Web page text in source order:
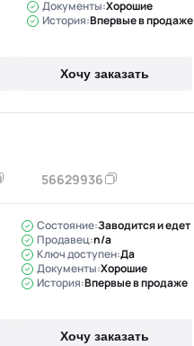
Документы:Хорошие
История:Впервые в продаже
Хочу заказать
56629936
Состояние:Заводится и едет
Продавец:n/a
Ключ доступен:Да
Документы:Хорошие
История:Впервые в продаже
Хочу заказать